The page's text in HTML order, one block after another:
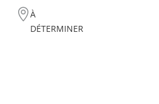
À
DÉTERMINER